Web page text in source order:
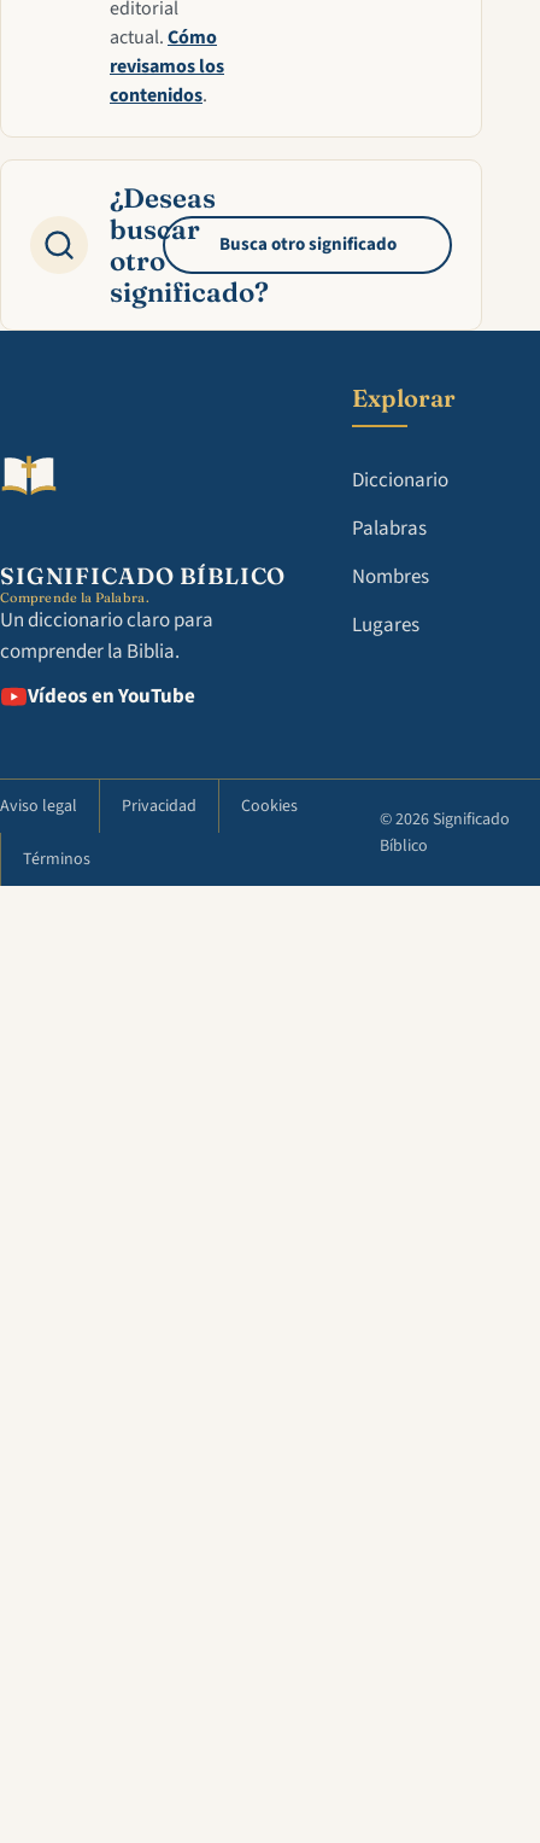
editorial
actual.Cómo
revisamos los
contenidos.
¿Deseas
buscar
otro
significado?
Busca otro significado
SIGNIFICADO BÍBLICO
Comprende la Palabra.
Un diccionario claro para
comprender la Biblia.
Vídeos en YouTube
Explorar
Diccionario
Palabras
Nombres
Lugares
Aviso legal Privacidad Cookies
Términos
© 2026 Significado
Bíblico